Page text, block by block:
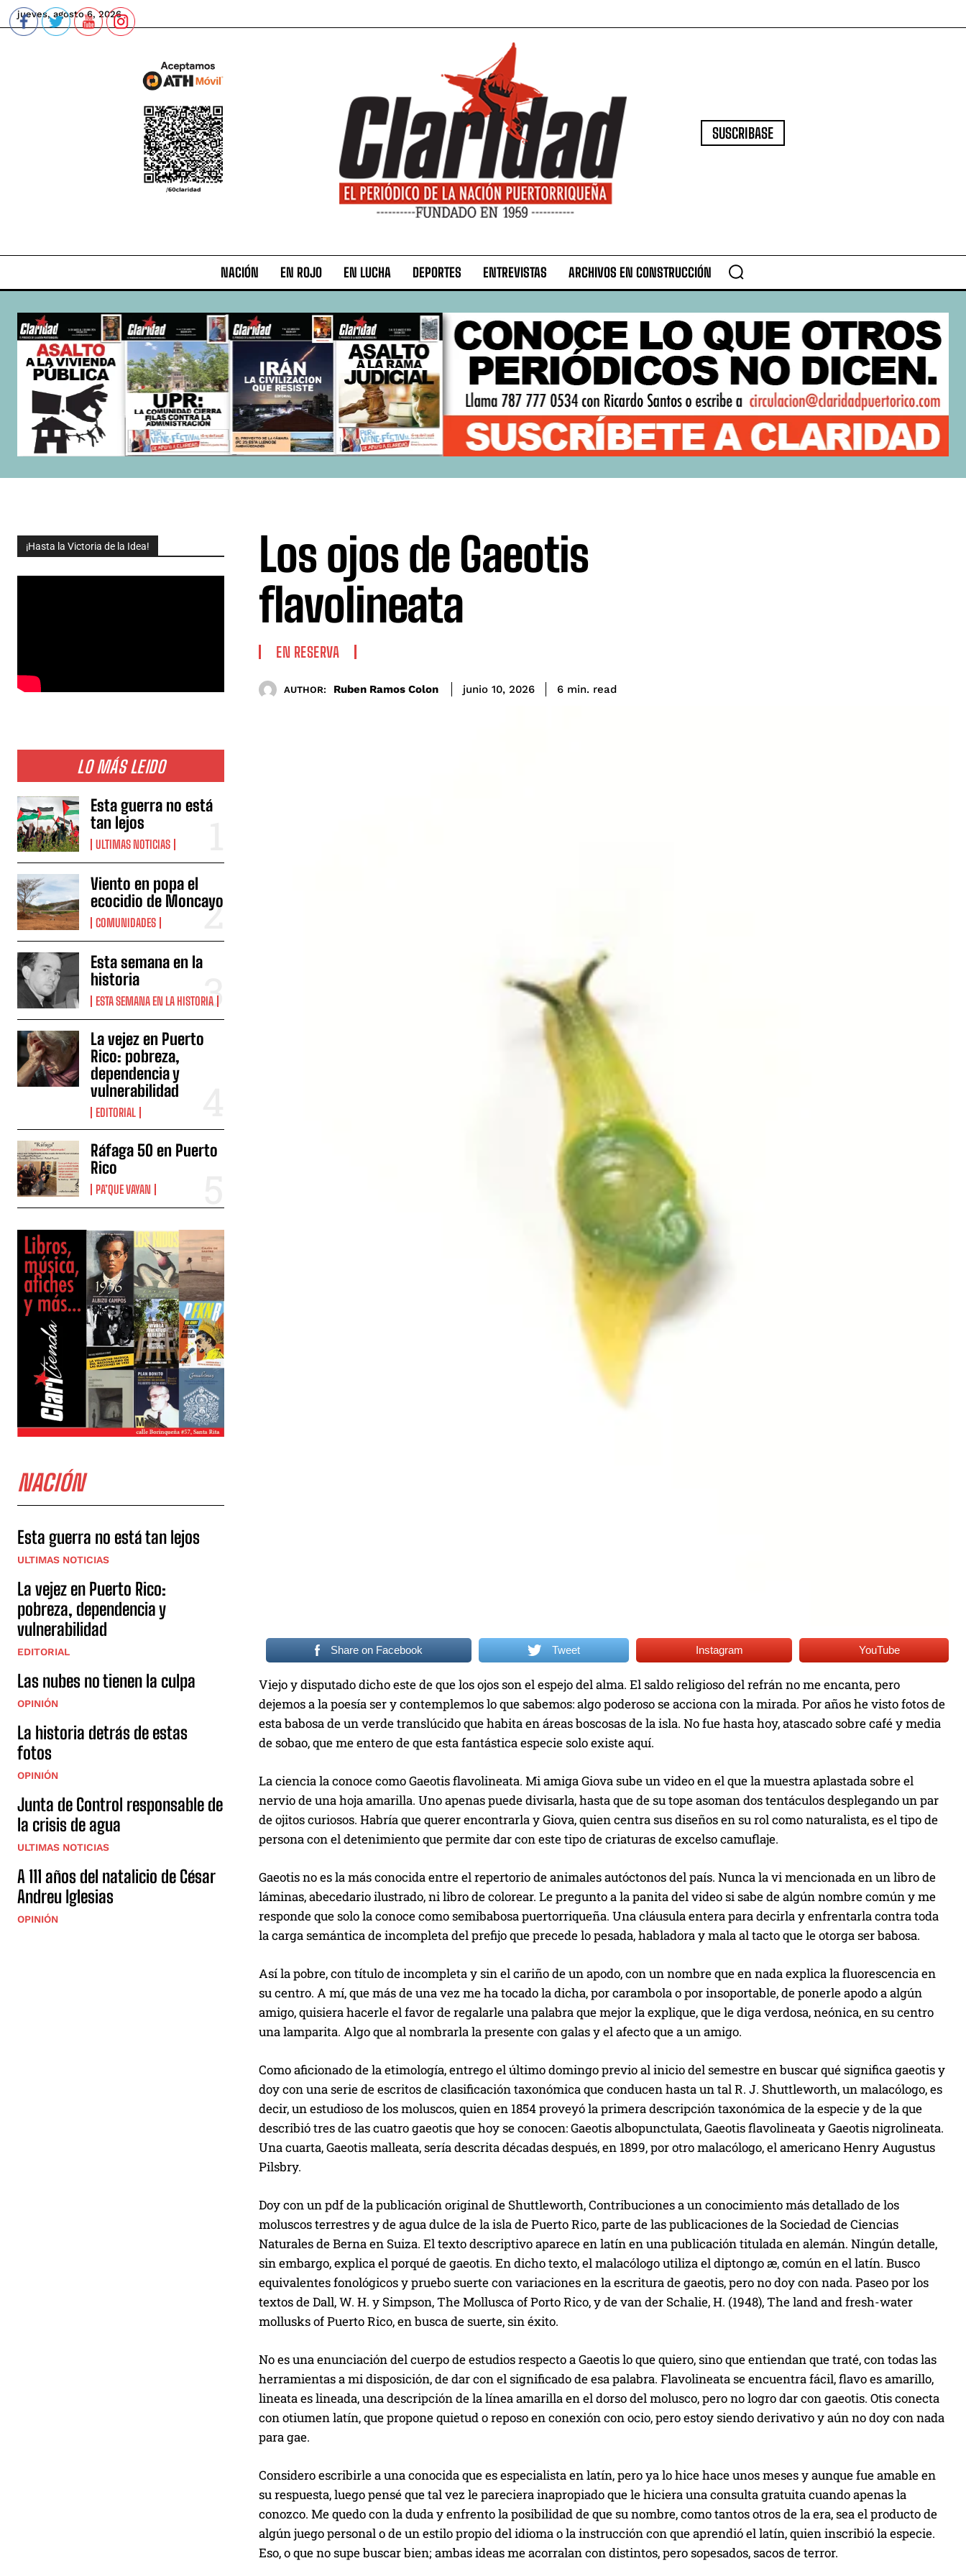
jueves, agosto 6, 2026
SUSCRIBASE
NACIÓN EN ROJO EN LUCHA DEPORTES ENTREVISTAS ARCHIVOS EN CONSTRUCCIÓN
¡Hasta la Victoria de la Idea!
LO MÁS LEIDO
Esta guerra no está
tan lejos
ULTIMAS NOTICIAS
Viento en popa el
ecocidio de Moncayo
COMUNIDADES
Esta semana en la
historia
ESTA SEMANA EN LA HISTORIA
La vejez en Puerto
Rico: pobreza,
dependencia y
vulnerabilidad
EDITORIAL
Ráfaga 50 en Puerto
Rico
PA’QUE VAYAN
NACIÓN
Esta guerra no está tan lejos
ULTIMAS NOTICIAS
La vejez en Puerto Rico:
pobreza, dependencia y
vulnerabilidad
EDITORIAL
Las nubes no tienen la culpa
OPINIÓN
La historia detrás de estas
fotos
OPINIÓN
Junta de Control responsable de
la crisis de agua
ULTIMAS NOTICIAS
A 111 años del natalicio de César
Andreu Iglesias
OPINIÓN
Los ojos de Gaeotis
flavolineata
EN RESERVA
AUTHOR: Ruben Ramos Colon junio 10, 2026 6 min. read
Share on Facebook Tweet Instagram YouTube
Viejo y disputado dicho este de quelos ojos son el espejo del alma. El saldo religioso del refrán no me encanta, pero
dejemos a la poesía ser y contemplemos lo que sabemos: algo poderoso se acciona con la mirada. Por años he visto fotos de
esta babosa de un verde translúcido que habita en áreas boscosas de la isla. No fue hasta hoy, atascado sobre café y media
de sobao, que me entero de que esta fantástica especie solo existe aquí.
La ciencia la conoce comoGaeotis flavolineata. Mi amiga Giova sube un video en el que la muestra aplastada sobre el
nervio de una hoja amarilla. Uno apenas puede divisarla, hasta que de su tope asoman dos tentáculos desplegando un par
de ojitos curiosos. Habría que querer encontrarla y Giova, quien centra sus diseños en su rol como naturalista, es el tipo de
persona con el detenimiento que permite dar con este tipo de criaturas de excelso camuflaje.
Gaeotisno es la más conocida entre el repertorio de animales autóctonos del país. Nunca la vi mencionada en un libro de
láminas, abecedario ilustrado, ni libro de colorear. Le pregunto a la panita del video si sabe de algún nombre común y me
responde que solo la conoce como semibabosa puertorriqueña. Una cláusula entera para decirla y enfrentarla contra toda
la carga semántica de incompleta del prefijoque precede lopesada, habladora y mala al tacto que le otorga ser babosa.
Así la pobre, con título de incompleta y sin el cariño de un apodo, con un nombre que en nada explica la fluorescencia en
su centro. A mí, que más de una vez me ha tocado la dicha, por carambola o por insoportable, de ponerle apodo a algún
amigo, quisiera hacerle el favor de regalarle una palabra que mejor la explique, que le diga verdosa, neónica, en su centro
una lamparita. Algo que al nombrarla la presente con galas y el afecto que a un amigo.
Comoaficionadode la etimología, entrego el último domingo previo al inicio del semestre en buscar qué significa gaeotisy
doy con una serie de escritos de clasificación taxonómica que conducen hasta un tal R. J. Shuttleworth, un malacólogo, es
decir, un estudioso de los moluscos, quien en 1854 proveyó la primera descripción taxonómica de la especie y de la que
describió tres de las cuatrogaeotisque hoy se conocen:Gaeotis albopunctulata,Gaeotis flavolineata yGaeotis nigrolineata.
Una cuarta,Gaeotis malleata, sería descrita décadas después, en 1899, por otro malacólogo, el americano Henry Augustus
Pilsbry.
Doy con un pdf de la publicación original de Shuttleworth,Contribuciones a un conocimiento más detallado de los
moluscos terrestres y de agua dulce de la isla de Puerto Rico, parte de las publicaciones de la Sociedad de Ciencias
Naturales de Berna en Suiza. El texto descriptivo aparece en latín en una publicación titulada en alemán. Ningún detalle,
sin embargo, explica el porqué degaeotis. En dicho texto, el malacólogo utiliza el diptongoæ, común en el latín. Busco
equivalentes fonológicos y pruebo suerte con variaciones en la escritura degaeotis, pero no doy con nada. Paseo por los
textos de Dall, W. H. y Simpson,The Mollusca of Porto Rico, y de van der Schalie, H. (1948),The land and fresh-water
mollusks of Puerto Rico, en busca de suerte, sin éxito.
No es una enunciación del cuerpo de estudios respecto a Gaeotislo que quiero, sino que entiendan que traté, con todas las
herramientas a mi disposición, de dar con el significado de esa palabra. Flavolineata se encuentra fácil,flavoes amarillo,
lineata es lineada, una descripción de la línea amarilla en el dorso del molusco, pero no logro dar con gaeotis. Otisconecta
con otiumen latín, que propone quietud o reposo en conexión con ocio, pero estoy siendo derivativo y aún no doy con nada
para gae.
Considero escribirle a una conocida que es especialista en latín, pero ya lo hice hace unos meses y aunque fue amable en
su respuesta, luego pensé que tal vez le pareciera inapropiado que le hiciera una consulta gratuita cuando apenas la
conozco. Me quedo con la duda y enfrento la posibilidad de que su nombre, como tantos otros de la era, sea el producto de
algún juego personal o de un estilo propio del idioma o la instrucción con que aprendió el latín, quien inscribió la especie.
Eso, o que no supe buscar bien; ambas ideas me acorralan con distintos, pero sopesados, sacos de terror.